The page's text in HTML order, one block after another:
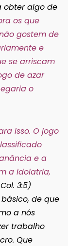
obter algo de
os que
gostem de
e
se arriscam
de azar
o
isso. O jogo
e a
a idolatria,
3:5)
de que
a nós
trabalho
Que